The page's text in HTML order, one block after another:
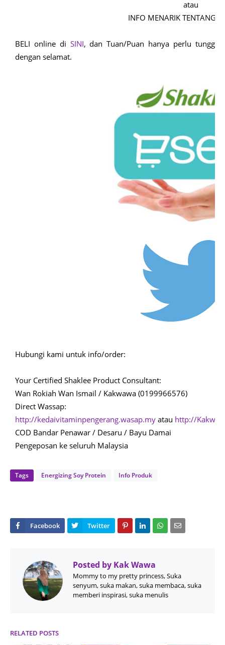
atau
INFO MENARIK TENTANG
BELI online di SINI, dan Tuan/Puan hanya perlu
dengan selamat.
Hubungi kami untuk info/order:
Your Certified Shaklee Product Consultant:
Wan Rokiah Wan Ismail / Kakwawa (0199966576)
Direct Wassap:
http://kedaivitaminpengerang.wasap.my atau http://
COD Bandar Penawar / Desaru / Bayu Damai
Pengeposan ke seluruh Malaysia
Tags Energizing Soy Protein Info Produk
Posted by Kak Wawa
Mommy to my pretty princess, Suka
senyum, suka makan, suka membaca, suka
memberi inspirasi, suka menulis
RELATED POSTS